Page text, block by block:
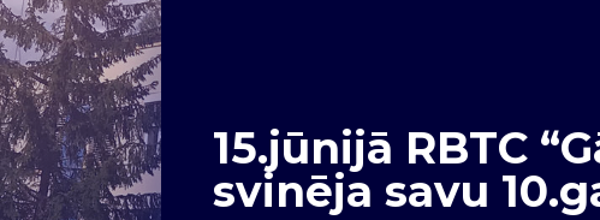
15.jūnijā RBTC
svinēja savu